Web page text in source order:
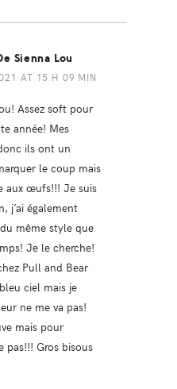
Sienna Lou
AT 15 H 09 MIN
Assez soft pour
année! Mes
ils ont un
le coup mais
aux œufs!!! Je suis
j’ai également
même style que
Je le cherche!
Pull and Bear
ciel mais je
ne me va pas!
mais pour
pas!!! Gros bisous